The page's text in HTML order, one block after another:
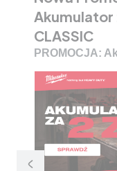
Akumulator
CLASSIC
PROMOCJA: